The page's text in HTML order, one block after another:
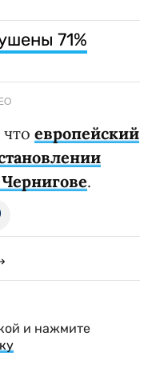
71%
европейский
.
и нажмите